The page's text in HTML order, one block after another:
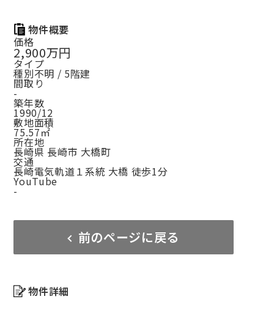
物件概要
価格
2,900万円
タイプ
種別不明 / 5階建
間取り
-
築年数
1990/12
敷地面積
75.57㎡
所在地
長崎県 長崎市 大橋町
交通
長崎電気軌道１系統 大橋 徒歩1分
YouTube
-
前のページに戻る
物件詳細